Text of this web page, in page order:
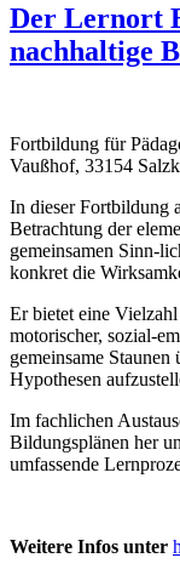
Der Lernort
nachhaltige
Fortbildung für
Vaußhof, 33154
In dieser Fortbildung
Betrachtung der
gemeinsamen Sinn-
konkret die
Er bietet eine
motorischer, sozial-
gemeinsame
Hypothesen
Im fachlichen
Bildungsplänen her
umfassende
Weitere Infos unter